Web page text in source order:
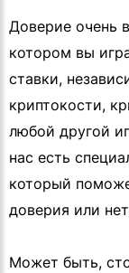
Доверие очень
котором вы
ставки,
криптокости,
любой другой
нас есть
который
доверия или
Может быть,